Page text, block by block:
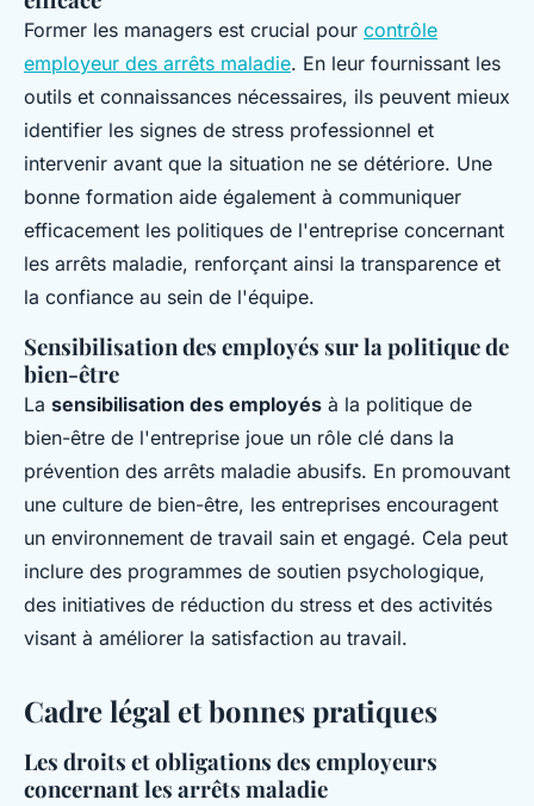
Former les managers est crucial pour contrôle
employeur des arrêts maladie. En leur fournissant les
outils et connaissances nécessaires, ils peuvent mieux
identifier les signes de stress professionnel et
intervenir avant que la situation ne se détériore. Une
bonne formation aide également à communiquer
efficacement les politiques de l'entreprise concernant
les arrêts maladie, renforçant ainsi la transparence et
la confiance au sein de l'équipe.
Sensibilisation des employés sur la politique de
bien-être
La sensibilisation des employés à la politique de
bien-être de l'entreprise joue un rôle clé dans la
prévention des arrêts maladie abusifs. En promouvant
une culture de bien-être, les entreprises encouragent
un environnement de travail sain et engagé. Cela peut
inclure des programmes de soutien psychologique,
des initiatives de réduction du stress et des activités
visant à améliorer la satisfaction au travail.
Cadre légal et bonnes pratiques
Les droits et obligations des employeurs
concernant les arrêts maladie